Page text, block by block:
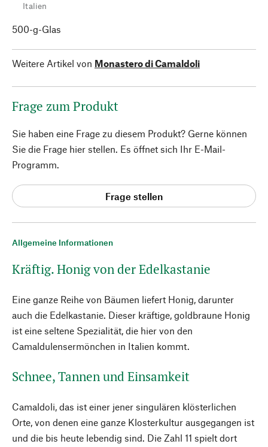
Allgemeine Informationen
Kräftig. Honig von der Edelkastanie
Eine ganze Reihe von Bäumen liefert Honig, darunter
auch die Edelkastanie. Dieser kräftige, goldbraune Honig
ist eine seltene Spezialität, die hier von den
Camaldulensermönchen in Italien kommt.
Schnee, Tannen und Einsamkeit
Camaldoli, das ist einer jener singulären klösterlichen
Orte, von denen eine ganze Klosterkultur ausgegangen ist
und die bis heute lebendig sind. Die Zahl 11 spielt dort
Italien
500-g-Glas
Weitere Artikel von Monastero di Camaldoli
Frage zum Produkt
Sie haben eine Frage zu diesem Produkt? Gerne können
Sie die Frage hier stellen. Es öffnet sich Ihr E-Mail-
Programm.
Frage stellen